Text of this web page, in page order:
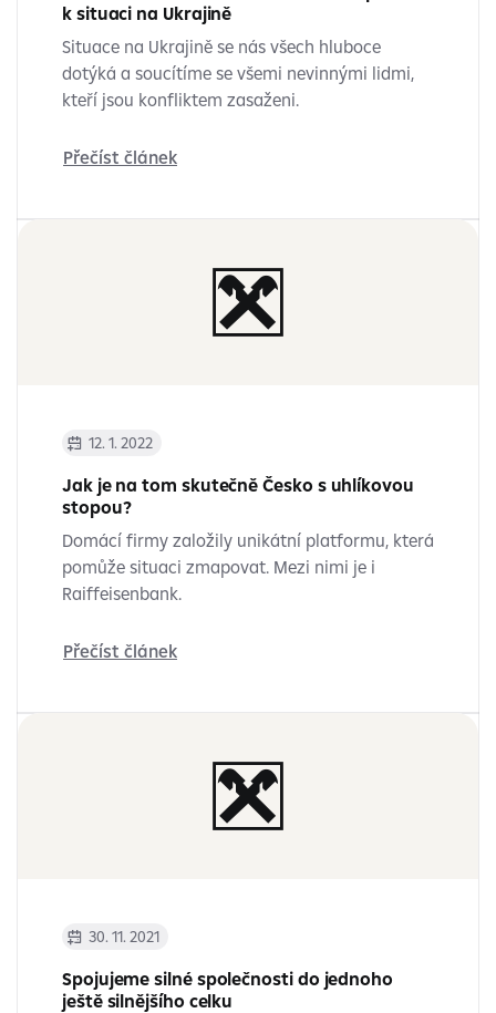
k situaci na Ukrajině
Situace na Ukrajině se nás všech hluboce
dotýká a soucítíme se všemi nevinnými lidmi,
kteří jsou konfliktem zasaženi.
Přečíst článek
12. 1. 2022
Jak je na tom skutečně Česko s uhlíkovou
stopou?
Domácí firmy založily unikátní platformu, která
pomůže situaci zmapovat. Mezi nimi je i
Raiffeisenbank.
Přečíst článek
30. 11. 2021
Spojujeme silné společnosti do jednoho
ještě silnějšího celku